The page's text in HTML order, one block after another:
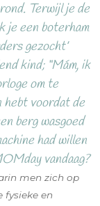
Terwijl je de
je een boterham
gezocht’
kind; “Mám, ik
om te
hebt voordat de
berg wasgoed
had willen
vandaag?
men zich op
fysieke en